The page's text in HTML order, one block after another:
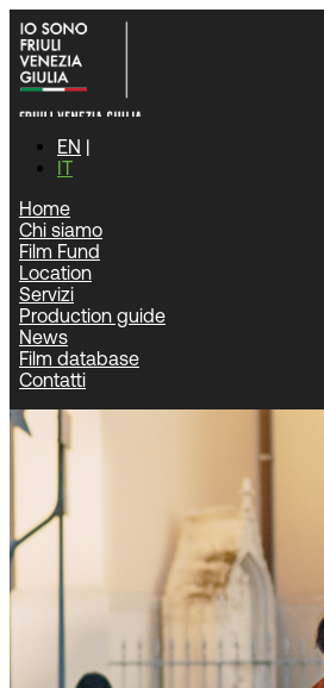
EN
IT
Home
Chi siamo
Film Fund
Location
Servizi
Production guide
News
Film database
Contatti
Home| News
News